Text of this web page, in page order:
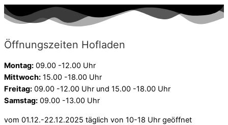
Öffnungszeiten Hofladen
Montag: 09.00 -12.00 Uhr
Mittwoch: 15.00 -18.00 Uhr
Freitag: 09.00 -12.00 Uhr und 15.00 -18.00 Uhr
Samstag: 09.00 -13.00 Uhr
vom 01.12.-22.12.2025 täglich von 10-18 Uhr geöffnet